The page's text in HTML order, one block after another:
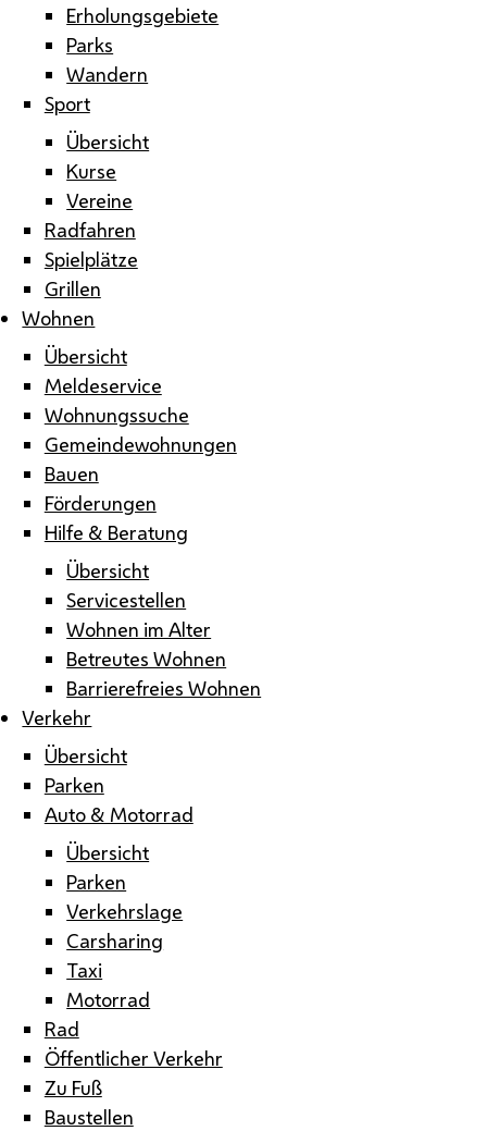
Erholungsgebiete
Parks
Wandern
Sport
Übersicht
Kurse
Vereine
Radfahren
Spielplätze
Grillen
Wohnen
Übersicht
Meldeservice
Wohnungssuche
Gemeindewohnungen
Bauen
Förderungen
Hilfe & Beratung
Übersicht
Servicestellen
Wohnen im Alter
Betreutes Wohnen
Barrierefreies Wohnen
Verkehr
Übersicht
Parken
Auto & Motorrad
Übersicht
Parken
Verkehrslage
Carsharing
Taxi
Motorrad
Rad
Öffentlicher Verkehr
Zu Fuß
Baustellen